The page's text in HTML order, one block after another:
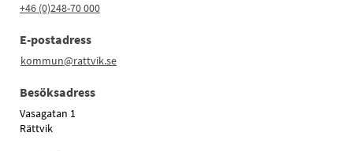
+46 (0)248-70 000
E-postadress
kommun@rattvik.se
Besöksadress
Vasagatan 1
Rättvik